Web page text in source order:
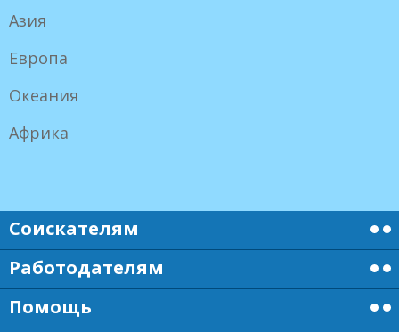
Азия
Европа
Океания
Африка
Соискателям
Работодателям
Помощь